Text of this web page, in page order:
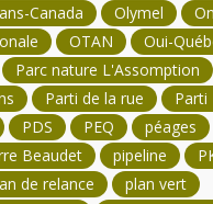
Canada
Olymel
OTAN
Oui-
Parc nature L'Assomption
Parti de la rue
Parti
PDS PEQ péages
Beaudet pipeline
de relance
plan vert